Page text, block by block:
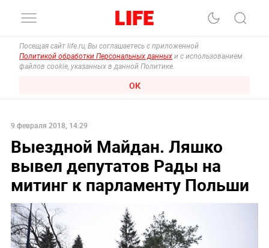
Посещая сайт life.ru, Вы соглашаетесь с приложенной
Политикой обработки Персональных данных и с использованием
файлов cookie, указанных в данной Политике.
ОК
9 февраля 2018, 14:29
Выездной Майдан. Ляшко
вывел депутатов Рады на
митинг к парламенту Польши